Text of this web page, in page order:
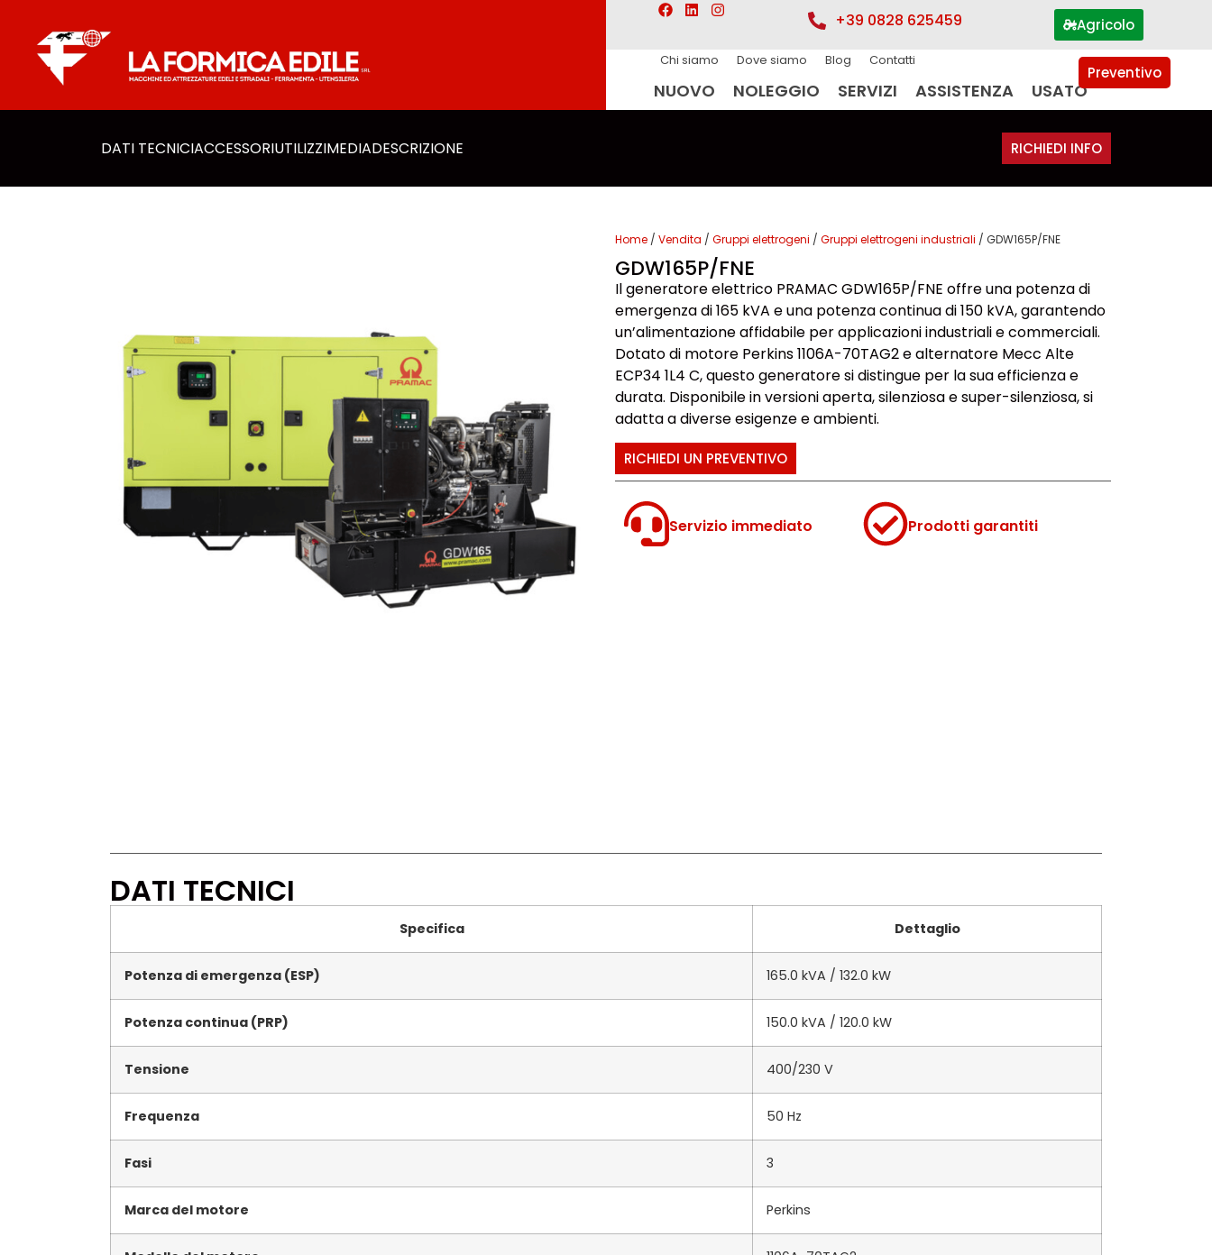
+39 0828 625459 Agricolo
Chi siamo Dove siamo Blog Contatti
NUOVO NOLEGGIO SERVIZI ASSISTENZA USATO
Preventivo
DATI TECNICIACCESSORI​UTILIZZIMEDIADESCRIZIONE RICHIEDI INFO
Home / Vendita / Gruppi elettrogeni / Gruppi elettrogeni industriali / GDW165P/FNE
GDW165P/FNE
Il generatore elettrico PRAMAC GDW165P/FNE offre una potenza di
emergenza di 165 kVA e una potenza continua di 150 kVA, garantendo
un’alimentazione affidabile per applicazioni industriali e commerciali.
Dotato di motore Perkins 1106A-70TAG2 e alternatore Mecc Alte
ECP34 1L4 C, questo generatore si distingue per la sua efficienza e
durata. Disponibile in versioni aperta, silenziosa e super-silenziosa, si
adatta a diverse esigenze e ambienti.
RICHIEDI UN PREVENTIVO
Servizio immediato Prodotti garantiti
DATI TECNICI
Specifica Dettaglio
Potenza di emergenza (ESP) 165.0 kVA / 132.0 kW
Potenza continua (PRP) 150.0 kVA / 120.0 kW
Tensione 400/230 V
Frequenza 50 Hz
Fasi 3
Marca del motore Perkins